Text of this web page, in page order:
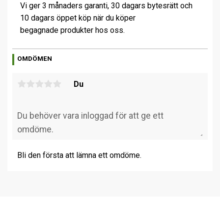
Vi ger 3 månaders garanti, 30 dagars bytesrätt och
10 dagars öppet köp när du köper
begagnade produkter hos oss.
OMDÖMEN
Du
Bli den första att lämna ett omdöme.